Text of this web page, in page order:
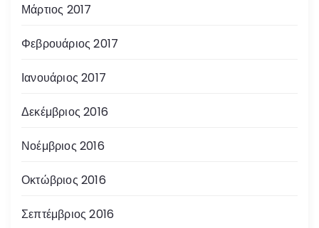
Μάρτιος 2017
Φεβρουάριος 2017
Ιανουάριος 2017
Δεκέμβριος 2016
Νοέμβριος 2016
Οκτώβριος 2016
Σεπτέμβριος 2016